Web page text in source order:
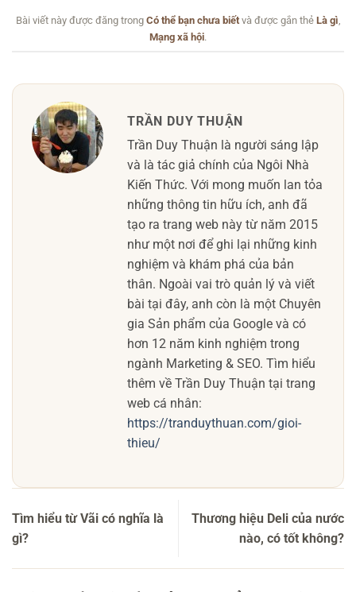
Bài viết này được đăng trong Có thể bạn chưa biếtvà được gắn thẻ Là gì
Mạng xã hội.
TRẦN DUY THUẬN
Trần Duy Thuận là người sáng lập
và là tác giả chính của Ngôi Nhà
Kiến Thức. Với mong muốn lan tỏa
những thông tin hữu ích, anh đã
tạo ra trang web này từ năm 2015
như một nơi để ghi lại những kinh
nghiệm và khám phá của bản
thân. Ngoài vai trò quản lý và viết
bài tại đây, anh còn là một Chuyên
gia Sản phẩm của Google và có
hơn 12 năm kinh nghiệm trong
ngành Marketing & SEO. Tìm hiểu
thêm về Trần Duy Thuận tại trang
web cá nhân:
https://tranduythuan.com/gioi-
thieu/
Tìm hiểu từ Vãi có nghĩa là
gì?
Thương hiệu Deli của nước
nào, có tốt không?